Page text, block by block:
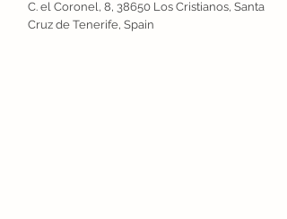
C. el Coronel, 8, 38650 Los Cristianos, Santa
Cruz de Tenerife, Spain